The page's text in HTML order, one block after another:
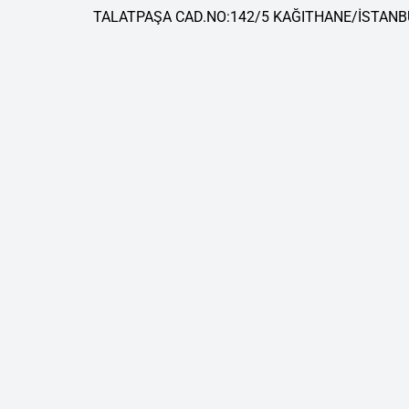
TALATPAŞA CAD.NO:142/5 KAĞITHANE/